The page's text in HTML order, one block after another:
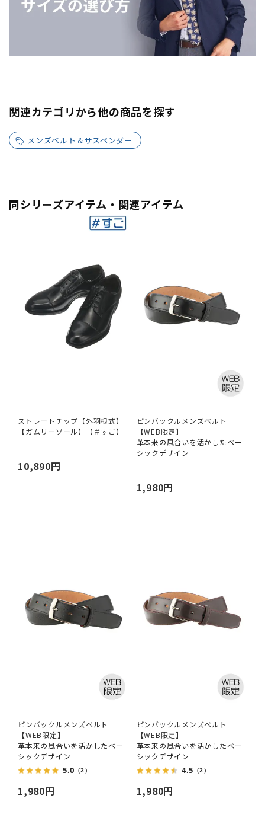
関連カテゴリから他の商品を探す
メンズベルト＆サスペンダー
同シリーズアイテム・関連アイテム
ストレートチップ【外羽根式】
【ガムリーソール】【＃すご】
10,890円
ピンバックルメンズベルト
【WEB限定】
革本来の風合いを活かしたベー
シックデザイン
1,980円
ピンバックルメンズベルト
【WEB限定】
革本来の風合いを活かしたベー
シックデザイン
5.0 （2）
1,980円
ピンバックルメンズベルト
【WEB限定】
革本来の風合いを活かしたベー
シックデザイン
4.5 （2）
1,980円